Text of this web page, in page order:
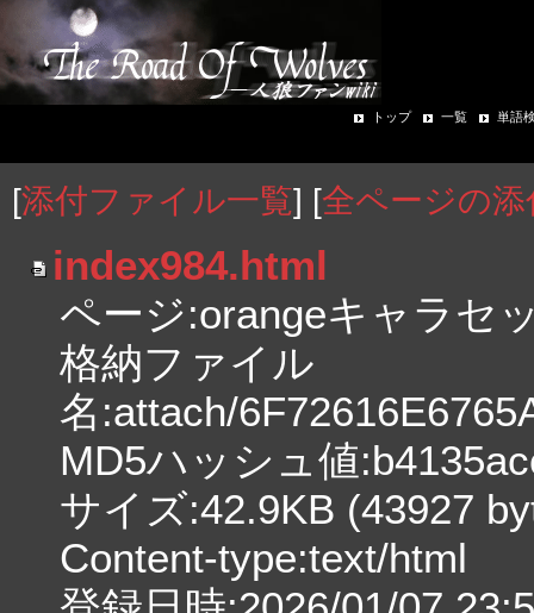
トップ 一覧 単語
[添付ファイル一覧] [全ページの
index984.html
ページ:orangeキャラセ
格納ファイル
名:attach/
MD5ハッシュ値
サイズ:42.9KB (43927
Content-type:text/html